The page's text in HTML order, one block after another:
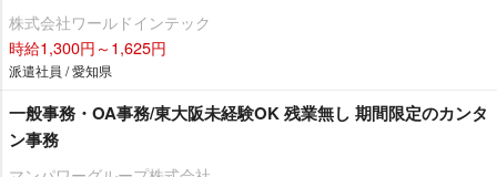
株式会社ワールドインテック
時給1,300円～1,625円
派遣社員 / 愛知県
一般事務・OA事務/東大阪未経験OK 残業無し 期間限定のカンタ
ン事務